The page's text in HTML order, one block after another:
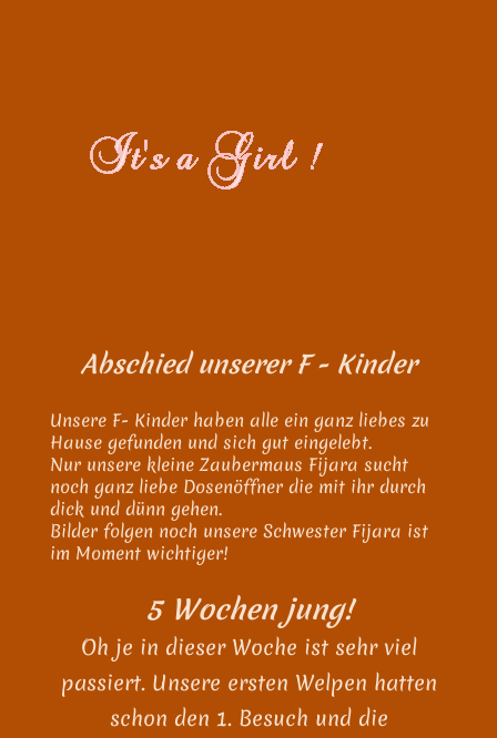
Abschied unserer F - Kinder
Unsere F- Kinder haben alle ein ganz liebes zu
Hause gefunden und sich gut eingelebt.
Nur unsere kleine Zaubermaus Fijara sucht
noch ganz liebe Dosenöffner die mit ihr durch
dick und dünn gehen.
Bilder folgen noch unsere Schwester Fijara ist
im Moment wichtiger!
5 Wochen jung!
Oh je in dieser Woche ist sehr viel
passiert. Unsere ersten Welpen hatten
schon den 1. Besuch und die